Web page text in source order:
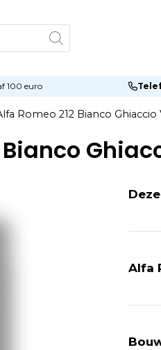
100 euro
Romeo 212 Bianco Ghiaccio
Bianco
Alfa